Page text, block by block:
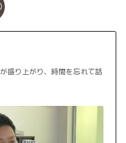
盛り上がり、時間を忘れて話